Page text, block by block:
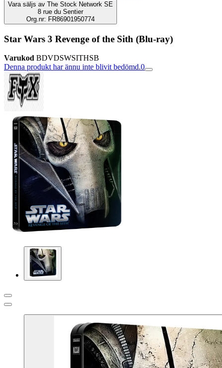
Vara säljs av The Stock Network SE
8 rue du Sentier
Org.nr: FR86901950774
Star Wars 3 Revenge of the Sith (Blu-ray)
Varukod BDVDSWSITHSB
Denna produkt har ännu inte blivit bedömd.0